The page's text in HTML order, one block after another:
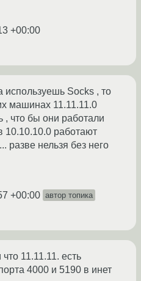
+00:00
используешь Socks , то
машинах 11.11.11.0
, что бы они работали
10.10.10.0 работают
разве нельзя без него
+00:00 автор топика
11.11.11. есть
4000 и 5190 в инет